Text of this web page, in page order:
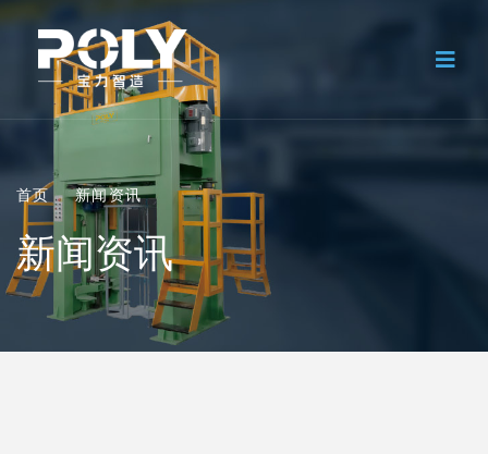
首页 新闻资讯
新闻资讯